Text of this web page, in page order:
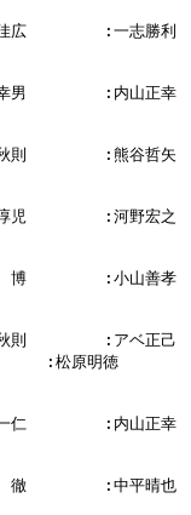
広        :一志勝利
男        :内山正幸
則        :熊谷哲矢
児        :河野宏之
博        :小山善孝
則        :アベ正己
:松原明徳
仁        :内山正幸
徹        :中平晴也